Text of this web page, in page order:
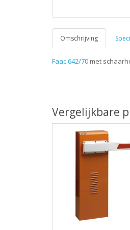
Omschrijving
Faac 642/70 met
Vergelijkbare